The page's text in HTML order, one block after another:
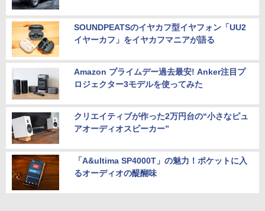
SOUNDPEATSのイヤカフ型イヤフォン「UU2
イヤーカフ」をイヤカフマニアが語る
Amazon プライムデー過去最安! Anker注目プ
ロジェクター3モデルを使ってみた
クリエイティブが作った2万円台の“小さなピュ
アオーディオスピーカー”
「A&ultima SP4000T」の魅力！ポケットに入
るオーディオの醍醐味